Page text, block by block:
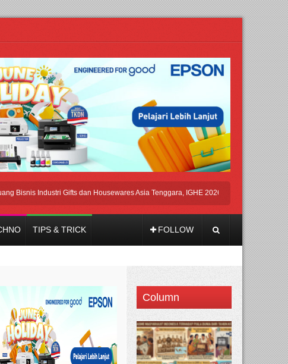
Industri Gifts dan Housewares Asia Tenggara, IGHE 2026 Kembali Digelar di
TIPS & TRICK FOLLOW
Column